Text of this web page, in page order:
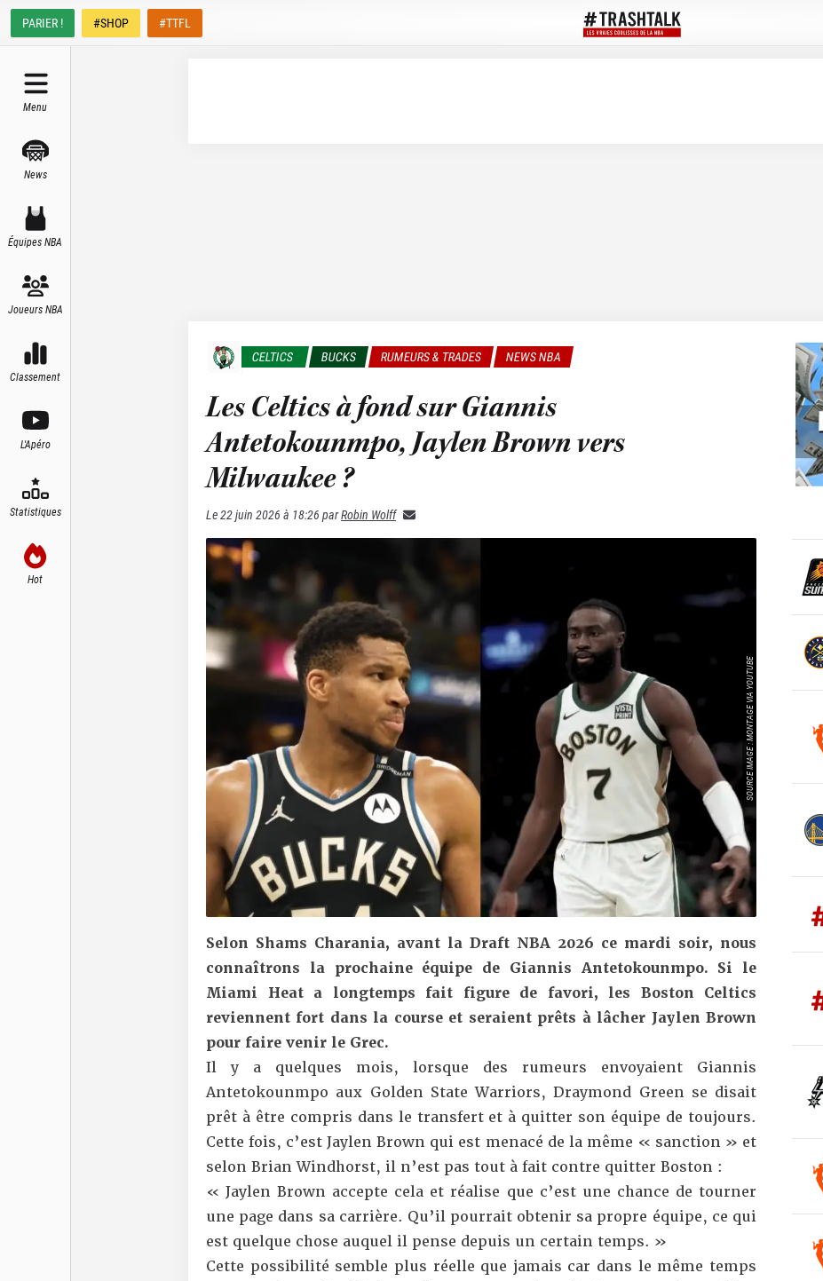
PARIER ! #SHOP #TTFL
Menu
News
Équipes NBA
Joueurs NBA
Classement
L'Apéro
Statistiques
Hot
CELTICS BUCKS RUMEURS & TRADES NEWS NBA
Les Celtics à fond sur Giannis
Antetokounmpo, Jaylen Brown vers
Milwaukee ?
Le22 juin 2026 à 18:26 parRobin Wolff
SOURCE IMAGE : MONTAGE VIA YOUTUBE
Selon Shams Charania, avant la Draft NBA 2026 ce mardi soir, nous
connaîtrons la prochaine équipe de Giannis Antetokounmpo. Si le
Miami Heat a longtemps fait figure de favori, les Boston Celtics
reviennent fort dans la course et seraient prêts à lâcher Jaylen Brown
pour faire venir le Grec.
Il y a quelques mois, lorsque des rumeurs envoyaient Giannis
Antetokounmpo aux Golden State Warriors, Draymond Green se disait
prêt à être compris dans le transfert et à quitter son équipe de toujours.
Cette fois, c’est Jaylen Brown qui est menacé de la même « sanction » et
selon Brian Windhorst, il n’est pas tout à fait contre quitter Boston :
« Jaylen Brown accepte cela et réalise que c’est une chance de tourner
une page dans sa carrière. Qu’il pourrait obtenir sa propre équipe, ce qui
est quelque chose auquel il pense depuis un certain temps. »
Cette possibilité semble plus réelle que jamais car dans le même temps